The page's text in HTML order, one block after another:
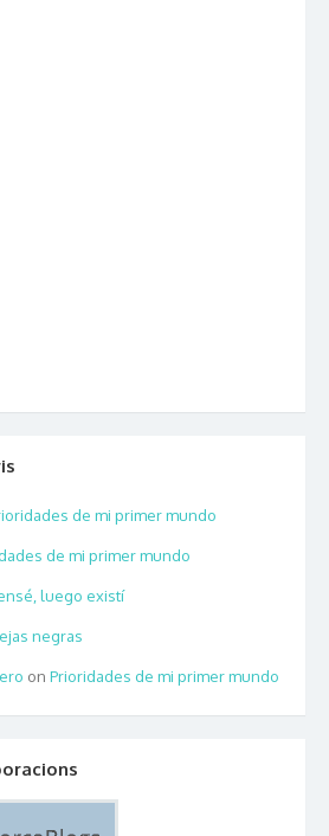
de mi primer mundo
de mi primer mundo
luego existí
negras
on Prioridades de mi primer mundo